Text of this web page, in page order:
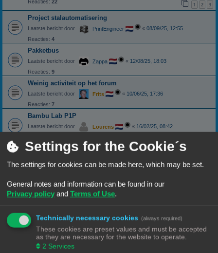
Reacties: 22 1 2 3
Project stalautomatisering
Laatste bericht door PrintEngineer « 08/09/25, 12:55
Reacties: 4
Pakketbus
Laatste bericht door Zappa « 12/08/25, 18:03
Reacties: 9
Weinig activiteit op het forum
Laatste bericht door Frits « 10/06/25, 17:36
Reacties: 7
Bambu Lab P1P
Laatste bericht door Lourens « 16/02/25, 08:42
Wat heb je nu weer gekocht? - vroeg ze nog
Reacties:
Duurste Anet A6 ooit gezien
Laatste bericht door PrintEngineer
Kerst lampjes gaan stuk
Laatste bericht door
Reacties:8
Project scorebord
Settings for the Cookie´s
The settings for cookies can be made here, which may be set.
General notes and information can be found in our
Privacy policy and Terms of Use.
Technically necessary cookies (always required)
These cookies are preset values and must be accepted
as they are necessary for the website to operate.
2 Services